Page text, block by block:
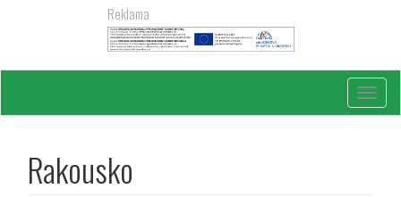
Reklama
Rakousko